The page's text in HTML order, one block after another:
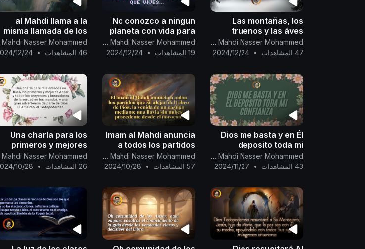
Las montañas, los
truenos y las áves
glorifican y alaban a
Dios, el Unico, el
Canal Oficial Del Imam Al Mahdi Nasser Mohammed
47 المشاهدات
•
2024/12/24
No conozco a ningun
planeta con vida para
los humanos aparte del
planeta acuático en el
Canal Oficial Del Imam Al Mahdi Nasser Mohammed
19 المشاهدات
•
2024/12/24
al Mahdi llama a la
misma llamada de los
profetas y mensajeros,
que es adorar
46 المشاهدات
•
12/24
Dios me basta y en Él
deposito toda mi
confianza.
Canal Oficial Del Imam Al Mahdi Nasser Mohammed
43 المشاهدات
•
2024/11/27
Imam al Mahdi anuncia
a todos los partidos
que se alejan del Libro
de Dios, la venida de
Canal Oficial Del Imam Al Mahdi Nasser Mohammed
57 المشاهدات
•
2024/10/28
Una charla para los
primeros y mejores
Ansar y todos los
creyentes y
26 المشاهدات
•
10/28